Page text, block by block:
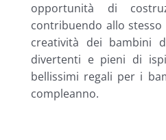
opportunità di
contribuendo allo
creatività dei bambini
divertenti e pieni di
bellissimi regali per i
compleanno.